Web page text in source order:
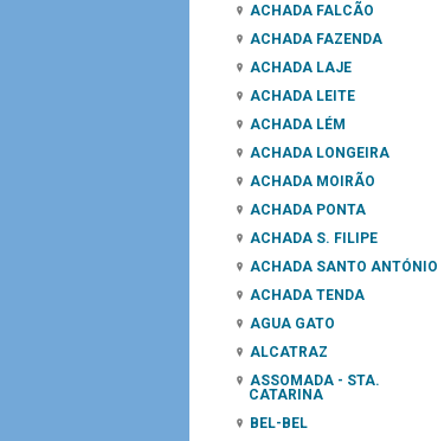
ACHADA FALCÃO
ACHADA FAZENDA
ACHADA LAJE
ACHADA LEITE
ACHADA LÉM
ACHADA LONGEIRA
ACHADA MOIRÃO
ACHADA PONTA
ACHADA S. FILIPE
ACHADA SANTO ANTÓNIO
ACHADA TENDA
AGUA GATO
ALCATRAZ
ASSOMADA - STA.
CATARINA
BEL-BEL